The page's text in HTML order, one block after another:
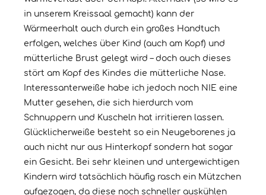
in unserem Kreissaal gemacht) kann der
Wärmeerhalt auch durch ein großes Handtuch
erfolgen, welches über Kind (auch am Kopf) und
mütterliche Brust gelegt wird – doch auch dieses
stört am Kopf des Kindes die mütterliche Nase.
Interessanterweiße habe ich jedoch noch NIE eine
Mutter gesehen, die sich hierdurch vom
Schnuppern und Kuscheln hat irritieren lassen.
Glücklicherweiße besteht so ein Neugeborenes ja
auch nicht nur aus Hinterkopf sondern hat sogar
ein Gesicht. Bei sehr kleinen und untergewichtigen
Kindern wird tatsächlich häufig rasch ein Mützchen
aufgezogen, da diese noch schneller auskühlen